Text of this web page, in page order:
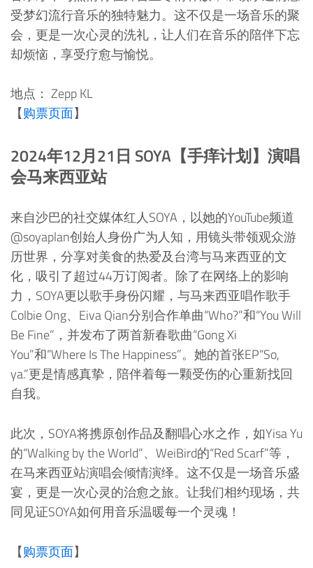
受梦幻流行音乐的独特魅力。这不仅是一场音乐的聚
会，更是一次心灵的洗礼，让人们在音乐的陪伴下忘
却烦恼，享受疗愈与愉悦。
地点： Zepp KL
【购票页面】
2024年12月21日 SOYA【手痒计划】演唱
会马来西亚站
来自沙巴的社交媒体红人SOYA，以她的YouTube频道
@soyaplan创始人身份广为人知，用镜头带领观众游
历世界，分享对美食的热爱及台湾与马来西亚的文
化，吸引了超过44万订阅者。除了在网络上的影响
力，SOYA更以歌手身份闪耀，与马来西亚唱作歌手
Colbie Ong、Eiva Qian分别合作单曲“Who?”和“You Will
Be Fine”，并发布了两首新春歌曲“Gong Xi
You”和“Where Is The Happiness”。她的首张EP“So,
ya.”更是情感真挚，陪伴着每一颗受伤的心重新找回
自我。
此次，SOYA将携原创作品及翻唱心水之作，如Yisa Yu
的“Walking by the World”、WeiBird的“Red Scarf”等，
在马来西亚站演唱会倾情演绎。这不仅是一场音乐盛
宴，更是一次心灵的治愈之旅。让我们相约现场，共
同见证SOYA如何用音乐温暖每一个灵魂！
【购票页面】